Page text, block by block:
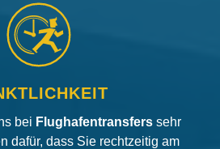
bei Flughafentransfers sehr
dafür, dass Sie rechtzeitig am